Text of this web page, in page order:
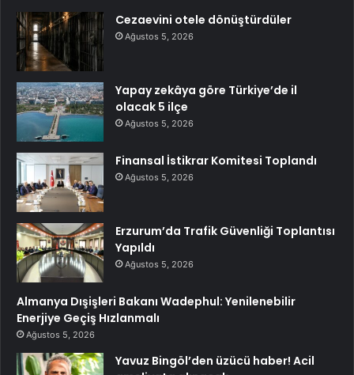
Cezaevini otele dönüştürdüler
Ağustos 5, 2026
Yapay zekâya göre Türkiye’de il
olacak 5 ilçe
Ağustos 5, 2026
Finansal İstikrar Komitesi Toplandı
Ağustos 5, 2026
Erzurum’da Trafik Güvenliği Toplantısı
Yapıldı
Ağustos 5, 2026
Almanya Dışişleri Bakanı Wadephul: Yenilenebilir
Enerjiye Geçiş Hızlanmalı
Ağustos 5, 2026
Yavuz Bingöl’den üzücü haber! Acil